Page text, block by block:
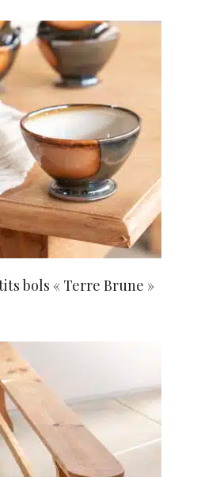
AU PANIER
bols « Terre Brune »
AU PANIER